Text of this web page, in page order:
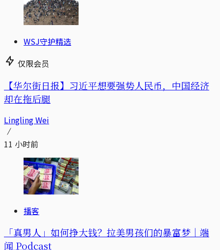
WSJ守护精选
仅限会员
【华尔街日报】习近平想要强势人民币，中国经济
却在拖后腿
Lingling Wei
11 小时前
播客
「真男人」如何挣大钱？拉美男孩们的暴富梦｜端
闻 Podcast